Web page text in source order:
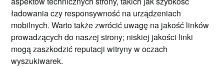
ładowania czy responsywność na urządzeniach
mobilnych. Warto także zwrócić uwagę na jakość linków
prowadzących do naszej strony; niskiej jakości linki
mogą zaszkodzić reputacji witryny w oczach
wyszukiwarek.